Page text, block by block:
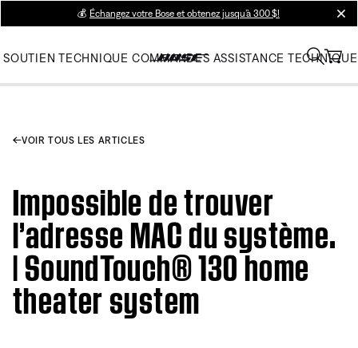
💰 Échangez votre Bose et obtenez jusqu’à 300 $!
SOUTIEN TECHNIQUE COMMANDES ASSISTANCE TECHNIQUE
VOIR TOUS LES ARTICLES
Impossible de trouver
l’adresse MAC du système.
| SoundTouch® 130 home
theater system